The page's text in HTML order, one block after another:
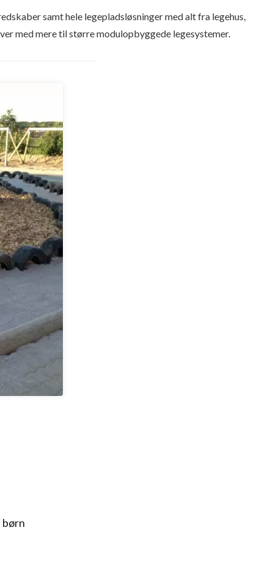
samt hele legepladsløsninger med alt fra legehus,
med mere til større modulopbyggede legesystemer.
børn